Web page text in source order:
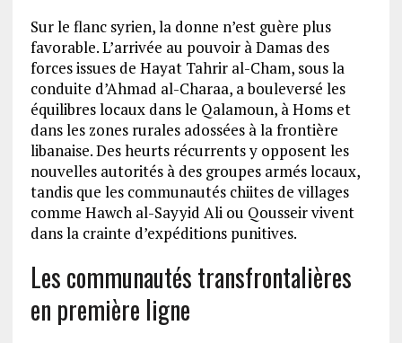
Sur le flanc syrien, la donne n’est guère plus
favorable. L’arrivée au pouvoir à Damas des
forces issues de Hayat Tahrir al-Cham, sous la
conduite d’Ahmad al-Charaa, a bouleversé les
équilibres locaux dans le Qalamoun, à Homs et
dans les zones rurales adossées à la frontière
libanaise. Des heurts récurrents y opposent les
nouvelles autorités à des groupes armés locaux,
tandis que les communautés chiites de villages
comme Hawch al-Sayyid Ali ou Qousseir vivent
dans la crainte d’expéditions punitives.
Les communautés transfrontalières
en première ligne